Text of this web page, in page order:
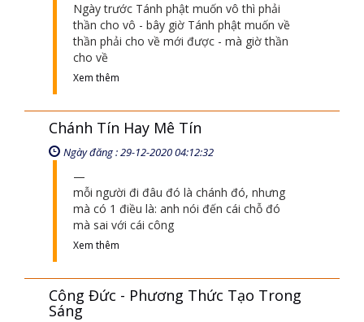
Ngày trước Tánh phật muốn vô thì phải
thần cho vô - bây giờ Tánh phật muốn về
thần phải cho về mới được - mà giờ thần
cho về
Xem thêm
Chánh Tín Hay Mê Tín
Ngày đăng : 29-12-2020 04:12:32
mỗi người đi đâu đó là chánh đó, nhưng
mà có 1 điều là: anh nói đến cái chỗ đó
mà sai với cái công
Xem thêm
Công Đức - Phương Thức Tạo Trong
Sáng